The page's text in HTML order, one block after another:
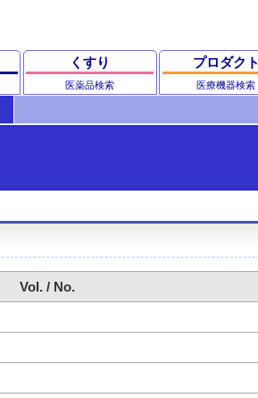
くすり
医薬品検索
プロダクト
医療機器検索
Vol. / No.